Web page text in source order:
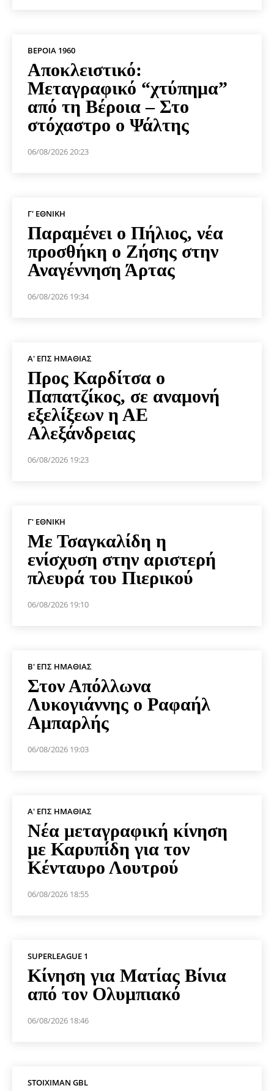
ΒΕΡΟΙΑ 1960
Αποκλειστικό:
Μεταγραφικό “χτύπημα”
από τη Βέροια – Στο
στόχαστρο ο Ψάλτης
06/08/2026 20:23
Γ' ΕΘΝΙΚΉ
Παραμένει ο Πήλιος, νέα
προσθήκη ο Ζήσης στην
Αναγέννηση Άρτας
06/08/2026 19:34
Α' ΕΠΣ ΗΜΑΘΊΑΣ
Προς Καρδίτσα ο
Παπατζίκος, σε αναμονή
εξελίξεων η ΑΕ
Αλεξάνδρειας
06/08/2026 19:23
Γ' ΕΘΝΙΚΉ
Με Τσαγκαλίδη η
ενίσχυση στην αριστερή
πλευρά του Πιερικού
06/08/2026 19:10
Β' ΕΠΣ ΗΜΑΘΊΑΣ
Στον Απόλλωνα
Λυκογιάννης ο Ραφαήλ
Αμπαρλής
06/08/2026 19:03
Α' ΕΠΣ ΗΜΑΘΊΑΣ
Νέα μεταγραφική κίνηση
με Καρυπίδη για τον
Κένταυρο Λουτρού
06/08/2026 18:55
SUPERLEAGUE 1
Κίνηση για Ματίας Βίνια
από τον Ολυμπιακό
06/08/2026 18:46
STOIXIMAN GBL